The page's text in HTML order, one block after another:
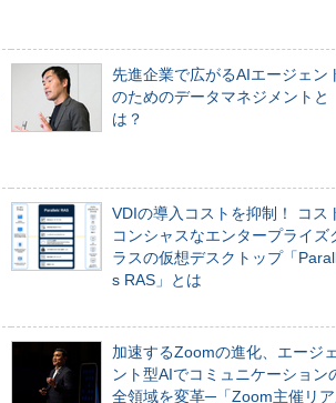
先進企業で広がるAIエージェン
のためのデータマネジメントと
は？
VDIの導入コストを抑制！ コス
コンシャスなエンタープライズ
ラスの仮想デスクトップ「
s RAS」とは
加速するZoomの進化、エージェ
ント型AIでコミュニケーション
全領域を変革─「Zoom主催リ